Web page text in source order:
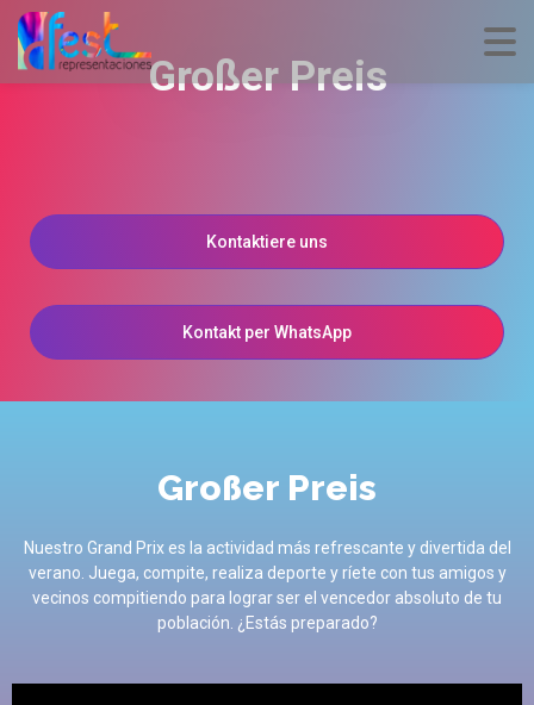
Großer Preis
Kontaktiere uns
Kontakt per WhatsApp
Großer Preis
Nuestro Grand Prix es la actividad más refrescante y divertida del
verano Juega, compite, realiza deporte y ríete con tus amigos y
vecinos compitiendo para lograr ser el vencedor absoluto de tu
población ¿Estás preparado?